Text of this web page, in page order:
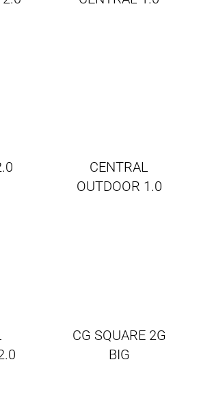
CENTRAL
OUTDOOR 1.0
CG SQUARE 2G
BIG